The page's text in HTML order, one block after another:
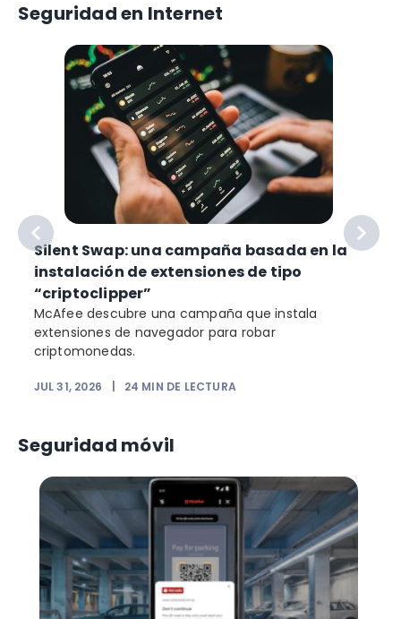
Seguridad en Internet
Silent Swap: una campaña basada en la
instalación de extensiones de tipo
“criptoclipper”
McAfee descubre una campaña que instala
extensiones de navegador para robar
criptomonedas.
JUL 31, 2026 24 MIN DE LECTURA
Seguridad móvil